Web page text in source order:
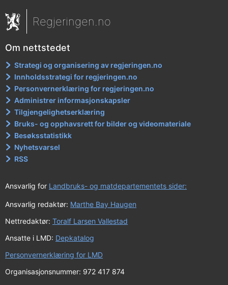
Regjeringen.no
Om nettstedet
Strategi og organisering av regjeringen.no
Innholdsstrategi for regjeringen.no
Personvernerklæring for regjeringen.no
Administrer informasjonskapsler
Tilgjengelighetserklæring
Bruks- og opphavsrett for bilder og videomateriale
Besøksstatistikk
Nyhetsvarsel
RSS
Ansvarlig for Landbruks- og matdepartementets sider:
Ansvarlig redaktør: Marthe Bay Haugen
Nettredaktør: Toralf Larsen Vallestad
Ansatte i LMD: Depkatalog
Personvernerklæring for LMD
Organisasjonsnummer: 972 417 874